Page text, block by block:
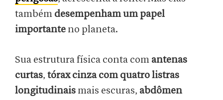
também desempenham um papel
importante no planeta.
Sua estrutura física conta com antenas
curtas, tórax cinza com quatro listras
longitudinais mais escuras, abdômen